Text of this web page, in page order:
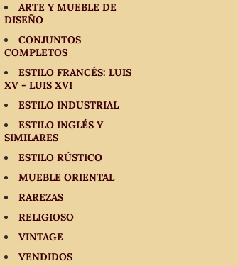
ARTE Y MUEBLE DE
DISEÑO
CONJUNTOS
COMPLETOS
ESTILO FRANCÉS: LUIS
XV - LUIS XVI
ESTILO INDUSTRIAL
ESTILO INGLÉS Y
SIMILARES
ESTILO RÚSTICO
MUEBLE ORIENTAL
RAREZAS
RELIGIOSO
VINTAGE
VENDIDOS